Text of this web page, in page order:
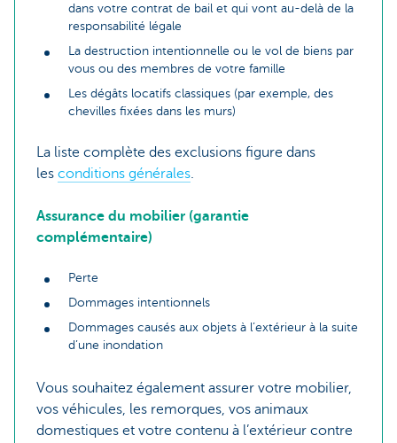
dans votre contrat de bail et qui vont au-delà de la
responsabilité légale
La destruction intentionnelle ou le vol de biens par
vous ou des membres de votre famille
Les dégâts locatifs classiques (par exemple, des
chevilles fixées dans les murs)
La liste complète des exclusions figure dans
les conditions générales.
Assurance du mobilier (garantie
complémentaire)
Perte
Dommages intentionnels
Dommages causés aux objets à l’extérieur à la suite
d’une inondation
Vous souhaitez également assurer votre mobilier,
vos véhicules, les remorques, vos animaux
domestiques et votre contenu à l’extérieur contre